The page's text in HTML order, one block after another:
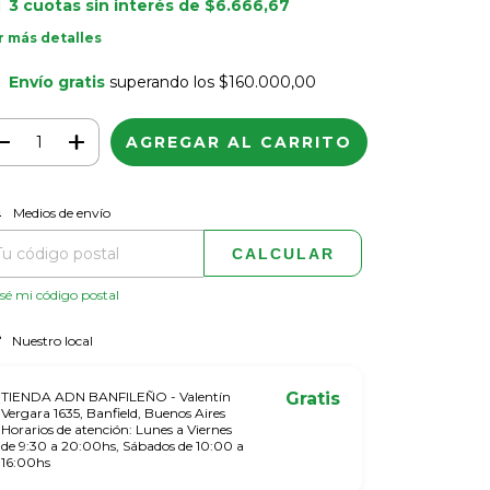
3 cuotas sin interés de $6.666,67
más detalles
Envío gratis superando los $160.000,00
para el CP:
Medios de envío
CALCULAR
mi código postal
Nuestro local
TIENDA ADN BANFILEÑO - Valentín
Vergara 1635, Banfield, Buenos Aires
Horarios de atención: Lunes a Viernes
de 9:30 a 20:00hs, Sábados de 10:00 a
16:00hs
Gratis